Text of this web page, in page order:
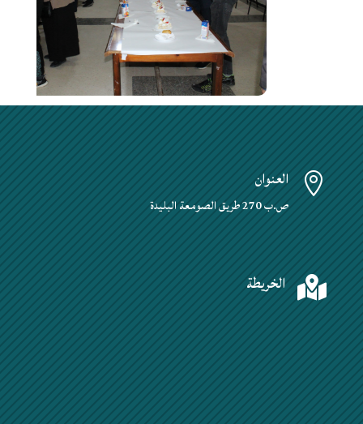
 العنوان
ص.ب 270 طريق الصومعة البليدة
 الخريطة